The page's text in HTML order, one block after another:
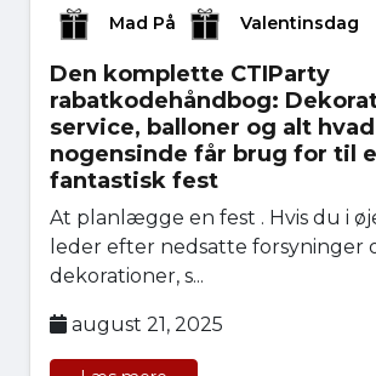
Mad På Valentinsdag
Den komplette CTIParty
rabatkodehåndbog:
service, balloner og alt
nogensinde får brug for til
fantastisk fest
At planlægge en fest . Hvis du i
leder efter nedsatte forsyninger
dekorationer, s...
august 21, 2025